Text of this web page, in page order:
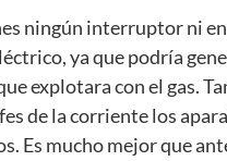
ningún interruptor ni
ya que podría
explotara con el gas.
de la corriente los
Es mucho mejor que